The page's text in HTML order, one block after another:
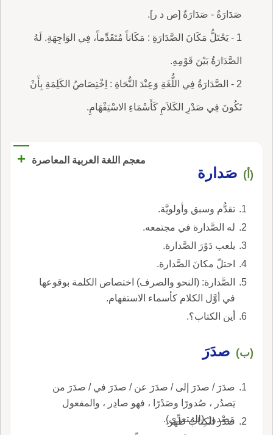
صَدَارَةٌ - صَدَارَةٌ [ص د ر].
1 - يَحْتَلُّ مَكَانَ الصَّدَارَةِ : مَكَاناً مُتَقَدِّماً، فِي الوَاجِهَةِ. لَهُ
الصَّدَارَةُ بَيْنَ قَوْمِهِ.
2 - الصَّدَارَةُ فِي اللُّغَةِ وَعِنْدَ النُّحَاةِ : اِخْتِصَاصُ الكَلِمَةِ بِأَنْ
تَكُونَ فِي صَدْرِ الكَلاَمِ كَأَسْمَاءِ الاسْتِفْهَامِ.
معجم اللغة العربية المعاصرة +
(أ) صَدارة
تقدُّم وسبق وأولويَّة.
له الصَّدارة في مجتمعه.
يلعب دَوْرَ الصَّدارة.
احتلّ مكانَ الصَّدارة.
الصَّدارة: (النحو والصرف) اختصاص الكلمة بوقوعها
في أوَّل الكلام كأسماء الاستفهام.
أين الكتاب؟.
(ب) صدَرَ
صدَرَ / صدَرَ إلى / صدَرَ عن / صدَرَ في / صدَرَ من
يَصدُر ، صُدورًا وصَدْرًا ، فهو صادِر ، والمفعول
مَصْدورٌ (للمتعدِّي).
صدَر الكِتابُ ظهر.